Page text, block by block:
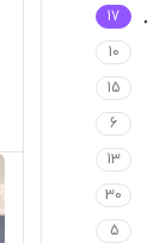
17
10
15
6
13
30
5